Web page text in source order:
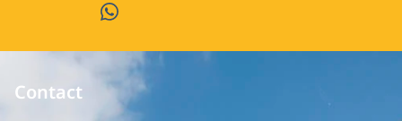
WhatsApp
Contact